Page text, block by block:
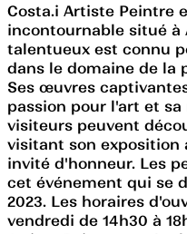
Costa.i Artiste Peintre
incontournable situé à
talentueux est connu
dans le domaine de la
Ses œuvres
passion pour l'art et
visiteurs peuvent
visitant son exposition
invité d'honneur. Les
cet événement qui se
2023. Les horaires
vendredi de 14h30 à